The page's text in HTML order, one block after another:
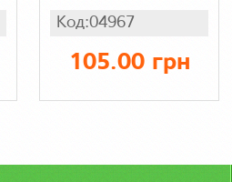
высоким
горлом, акрил
(без начеса)
Код:04967
105.00 грн